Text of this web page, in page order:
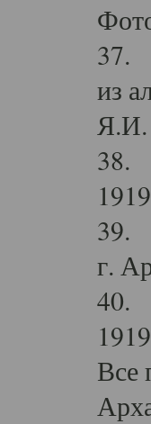
37.
из
Я.И.
38.
39.
г.
40.
Все